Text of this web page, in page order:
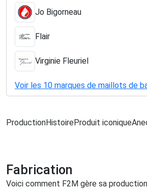
Jo Bigorneau
Flair
Virginie Fleuriel
Voir les 10 marques de maillots de
ProductionHistoireProduit iconique
Fabrication
Voici comment F2M gère sa